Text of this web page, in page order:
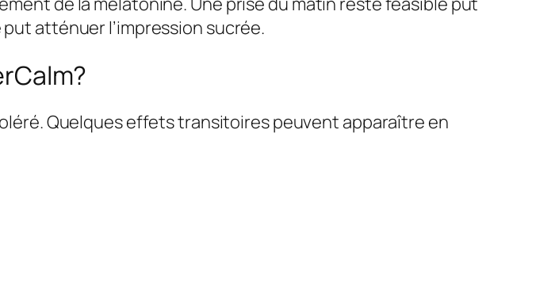
atténuer l’impression sucrée.
Quelques effets transitoires peuvent apparaître en